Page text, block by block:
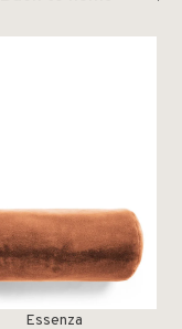
Essenza